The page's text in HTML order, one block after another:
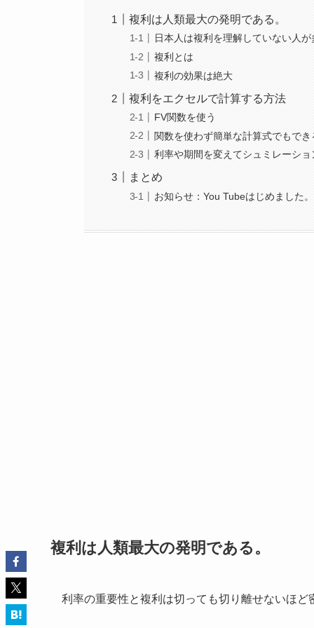
複利は人類最大の発明である。
日本人は複利を理解していない人が
複利とは
複利の効果は絶大
複利をエクセルで計算する方法
FV関数を使う
関数を使わず簡単な計算式でもでき
利率や期間を変えてシュミレーショ
まとめ
お知らせ：You Tubeはじめました。
複利は人類最大の発明である。
利率の重要性と複利は切っても切り離せないほど